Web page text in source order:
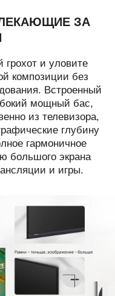
ЗА
и уловите
композиции без
Встроенный
мощный бас,
из телевизора,
глубину
гармоничное
большого экрана
и игры.